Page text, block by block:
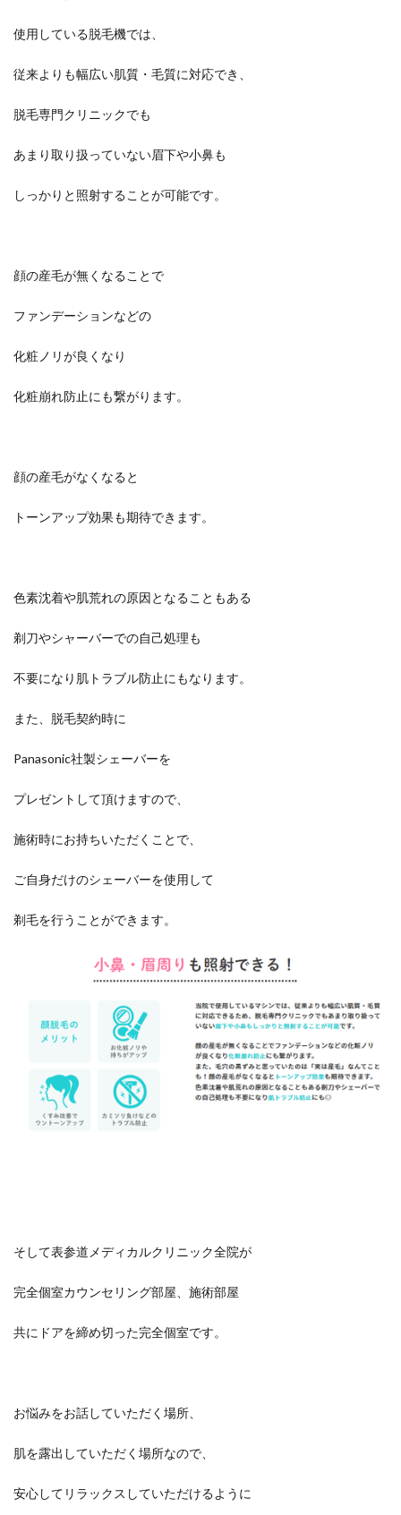
使用している脱毛機では、
従来よりも幅広い肌質・毛質に対応でき、
脱毛専門クリニックでも
あまり取り扱っていない眉下や小鼻も
しっかりと照射することが可能です。
顔の産毛が無くなることで
ファンデーションなどの
化粧ノリが良くなり
化粧崩れ防止にも繋がります。
顔の産毛がなくなると
トーンアップ効果も期待できます。
色素沈着や肌荒れの原因となることもある
剃刀やシャーバーでの自己処理も
不要になり肌トラブル防止にもなります。
また、脱毛契約時に
Panasonic社製シェーバーを
プレゼントして頂けますので、
施術時にお持ちいただくことで、
ご自身だけのシェーバーを使用して
剃毛を行うことができます。
そして表参道メディカルクリニック全院が
完全個室カウンセリング部屋、施術部屋
共にドアを締め切った完全個室です。
お悩みをお話していただく場所、
肌を露出していただく場所なので、
安心してリラックスしていただけるように